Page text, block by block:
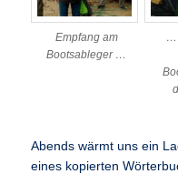
Empfang am
Bootsableger …
…
Abends wärmt uns ein
eines kopierten